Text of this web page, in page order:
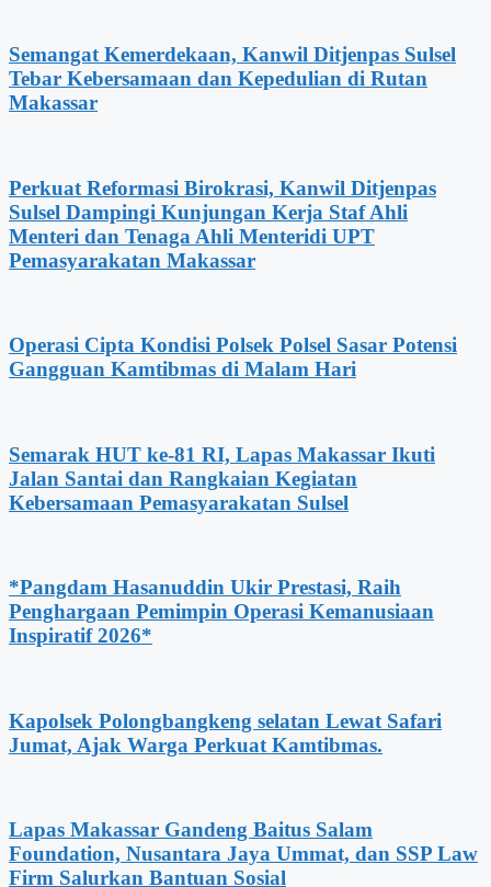
Semangat Kemerdekaan, Kanwil Ditjenpas Sulsel
Tebar Kebersamaan dan Kepedulian di Rutan
Makassar
Perkuat Reformasi Birokrasi, Kanwil Ditjenpas
Sulsel Dampingi Kunjungan Kerja Staf Ahli
Menteri dan Tenaga Ahli Menteridi UPT
Pemasyarakatan Makassar
Operasi Cipta Kondisi Polsek Polsel Sasar Potensi
Gangguan Kamtibmas di Malam Hari
Semarak HUT ke-81 RI, Lapas Makassar Ikuti
Jalan Santai dan Rangkaian Kegiatan
Kebersamaan Pemasyarakatan Sulsel
*Pangdam Hasanuddin Ukir Prestasi, Raih
Penghargaan Pemimpin Operasi Kemanusiaan
Inspiratif 2026*
Kapolsek Polongbangkeng selatan Lewat Safari
Jumat, Ajak Warga Perkuat Kamtibmas.
Lapas Makassar Gandeng Baitus Salam
Foundation, Nusantara Jaya Ummat, dan SSP Law
Firm Salurkan Bantuan Sosial